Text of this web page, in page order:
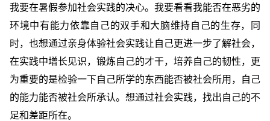
我要在暑假参加社会实践的决心。我要看看我能否在恶劣的
环境中有能力依靠自己的双手和大脑维持自己的生存，同
时，也想通过亲身体验社会实践让自己更进一步了解社会，
在实践中增长见识，锻炼自己的才干，培养自己的韧性，更
为重要的是检验一下自己所学的东西能否被社会所用，自己
的能力能否被社会所承认。想通过社会实践，找出自己的不
足和差距所在。